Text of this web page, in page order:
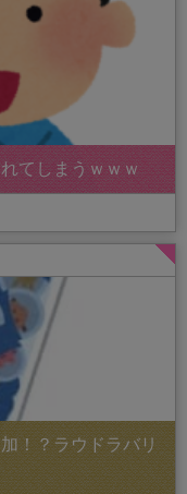
てしまうｗｗｗ
！？ラウドラバリ